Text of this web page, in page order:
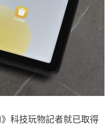
科技玩物記者就已取得